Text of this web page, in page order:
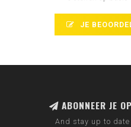
JE
ABONNEER JE
And stay up to